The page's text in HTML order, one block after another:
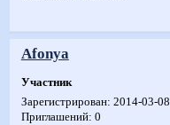
Afonya
Участник
Зарегистрирован: 2014-03-08
Приглашений: 0